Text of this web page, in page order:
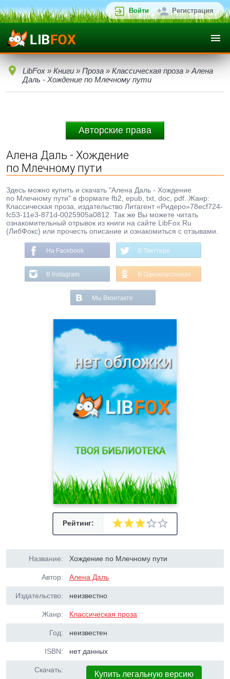
Войти Регистрация
LibFox » Книги » Проза » Классическая проза » Алена
Даль - Хождение по Млечному пути
Авторские права
Алена Даль - Хождение
по Млечному пути
Здесь можно купить и скачать "Алена Даль - Хождение
по Млечному пути" в формате fb2, epub, txt, doc, pdf. Жанр:
Классическая проза, издательство Литагент «Ридеро»78ecf724-
fc53-11e3-871d-0025905a0812. Так же Вы можете читать
ознакомительный отрывок из книги на сайте LibFox.Ru
(ЛибФокс) или прочесть описание и ознакомиться с отзывами.
На Facebook В Твиттере
В Instagram В Одноклассниках
Мы Вконтакте
Рейтинг:
Название: Хождение по Млечному пути
Автор: Алена Даль
Издательство: неизвестно
Жанр: Классическая проза
Год: неизвестен
ISBN: нет данных
Скачать: Купить легальную версию